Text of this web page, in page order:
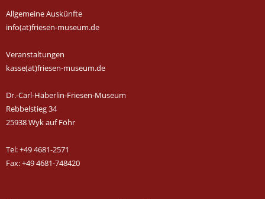
Allgemeine Auskünfte
info(at)friesen-museum.de
Veranstaltungen
kasse(at)friesen-museum.de
Dr.-Carl-Häberlin-Friesen-Museum
Rebbelstieg 34
25938 Wyk auf Föhr
Tel: +49 4681-2571
Fax: +49 4681-748420